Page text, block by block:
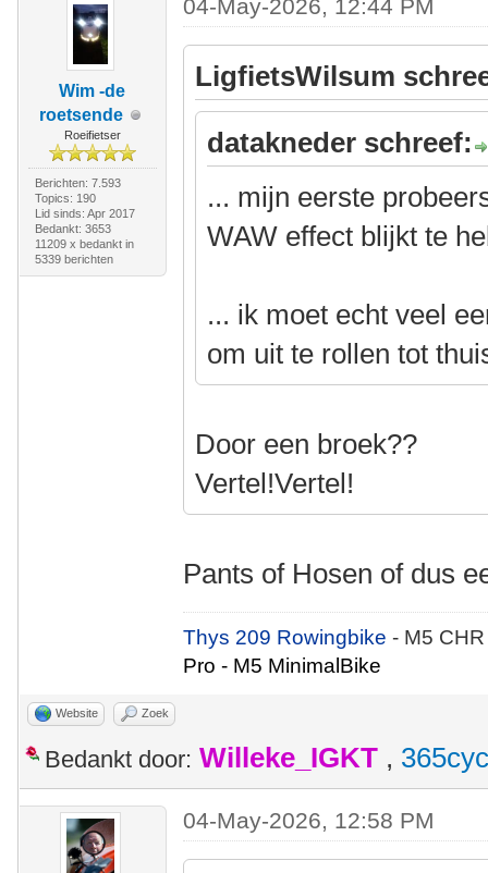
Wim -de
roetsende
Roeifietser
Berichten: 7.593
Topics: 190
Lid sinds: Apr 2017
Bedankt: 3653
11209 x bedankt in
5339 berichten
04-May-2026, 12:44 PM
LigfietsWilsum
datakneder schreef:
... mijn eerste
WAW effect blijkt te
... ik moet echt veel
om uit te rollen tot
Door een broek??
Vertel!Vertel!
Pants of Hosen of dus
Thys 209 Rowingbike- M5
Pro - M5 MinimalBike
Website Zoek
Bedankt door: Willeke_IGKT ,
04-May-2026, 12:58 PM